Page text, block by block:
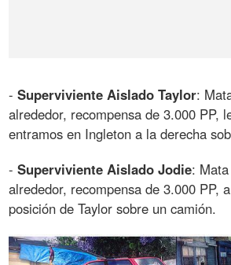
-Superviviente Aislado Taylor:
alrededor, recompensa de 3.000 PP,
entramos en Ingleton a la derecha
-Superviviente Aislado Jodie:
alrededor, recompensa de 3.000 PP,
posición de Taylor sobre un camión.